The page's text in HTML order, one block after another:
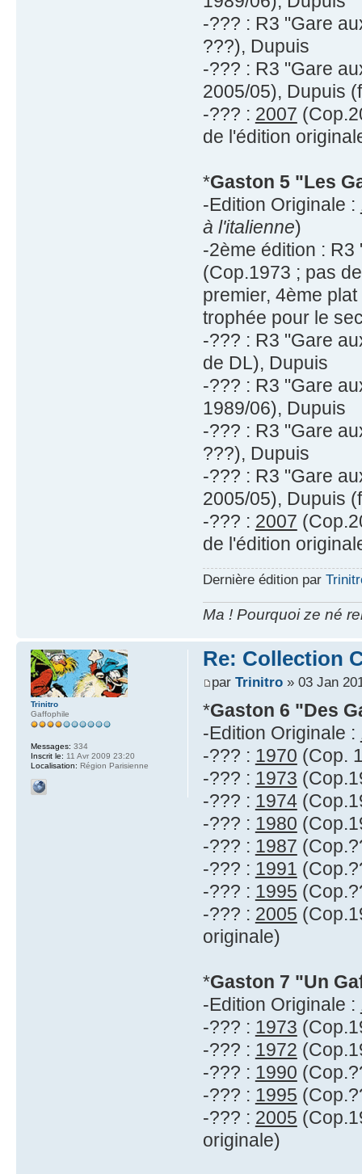
-??? : R3 "Gare
???), Dupuis
-??? : R3 "Gare
2005/05), Dupuis
-??? : 2007
de l'édition
*Gaston 5 "Les
-Edition Originale :
à l'italienne)
-2ème édition :
(Cop.1973 ; pas
premier, 4ème
trophée pour le
-??? : R3 "Gare
de DL), Dupuis
-??? : R3 "Gare
1989/06), Dupuis
-??? : R3 "Gare
???), Dupuis
-??? : R3 "Gare
2005/05), Dupuis
-??? : 2007
de l'édition
Dernière édition par
Ma ! Pourquoi ze né
Re: Collection
par Trinitro» 03 Jan
*Gaston 6 "Des
-Edition Originale :
-??? : 1970 (Cop.
-??? : 1973
-??? : 1974
-??? : 1980
-??? : 1987
-??? : 1991
-??? : 1995
-??? : 2005
originale)
*Gaston 7 "Un
-Edition Originale :
-??? : 1973
-??? : 1972
-??? : 1990
-??? : 1995
-??? : 2005
originale)
Trinitro
Gaffophile
Messages: 334
Inscrit le: 11 Avr 2009 23:20
Localisation: Région Parisienne